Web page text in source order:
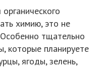
химию, это не
Особенно тщательно
которые планируете
ягоды, зелень,